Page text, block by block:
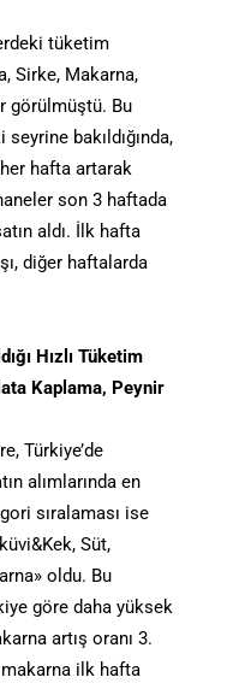
tüketim
Sirke, Makarna,
görülmüştü. Bu
bakıldığında,
hafta artarak
son 3 haftada
aldı. İlk hafta
diğer haftalarda
Hızlı Tüketim
Kaplama, Peynir
Türkiye’de
alımlarında en
sıralaması ise
Süt,
oldu. Bu
göre daha yüksek
artış oranı 3.
makarna ilk hafta